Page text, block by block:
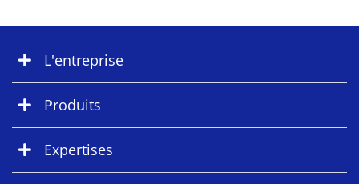
L'entreprise
Produits
Expertises